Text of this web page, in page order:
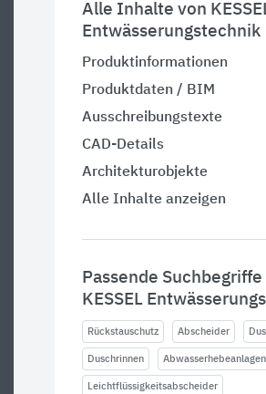
Alle Inhalte von
Entwässerungstechnik
Produktinformationen
Produktdaten / BIM
Ausschreibungstexte
CAD-Details
Architekturobjekte
Alle Inhalte anzeigen
Passende Suchbegriffe
KESSEL
Rückstauschutz Abscheider
Duschrinnen Abwasserhebeanlagen
Leichtflüssigkeitsabscheider